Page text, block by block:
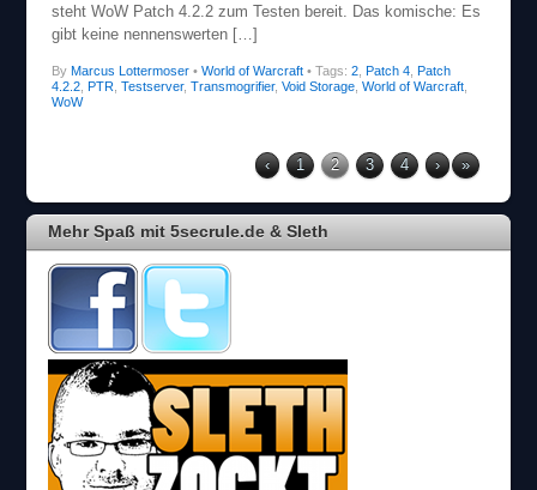
steht WoW Patch 4.2.2 zum Testen bereit. Das komische: Es
gibt keine nennenswerten […]
By Marcus Lottermoser• World of Warcraft • Tags: 2, Patch 4, Patch
4.2.2, PTR, Testserver, Transmogrifier, Void Storage, World of Warcraft,
WoW
‹ 1 2 3 4 › »
Mehr Spaß mit 5secrule.de & Sleth